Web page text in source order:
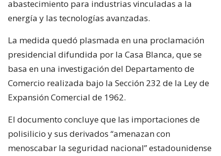
abastecimiento para industrias vinculadas a la
energía y las tecnologías avanzadas.
La medida quedó plasmada en una proclamación
presidencial difundida por la Casa Blanca, que se
basa en una investigación del Departamento de
Comercio realizada bajo la Sección 232 de la Ley de
Expansión Comercial de 1962.
El documento concluye que las importaciones de
polisilicio y sus derivados “amenazan con
menoscabar la seguridad nacional” estadounidense